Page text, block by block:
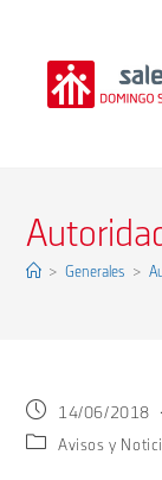
contenido
> Generales >
Publicación
de
la
14/06/2018
Categoría
Avisos y